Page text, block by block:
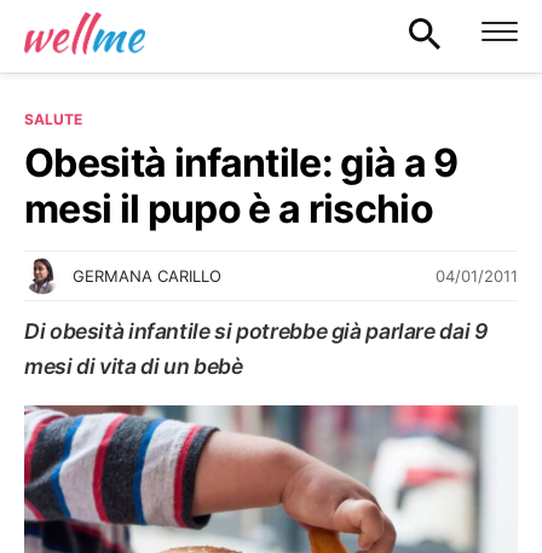
SALUTE
Obesità infantile: già a 9
mesi il pupo è a rischio
GERMANA CARILLO 04/01/2011
Di obesità infantile si potrebbe già parlare dai 9
mesi di vita di un bebè
SALUTE